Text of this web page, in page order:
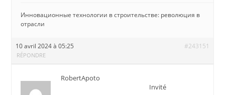
Инновационные технологии в строительстве: революция в
отрасли
10 avril 2024 à 05:25 #243151
RÉPONDRE
RobertApoto
Invité